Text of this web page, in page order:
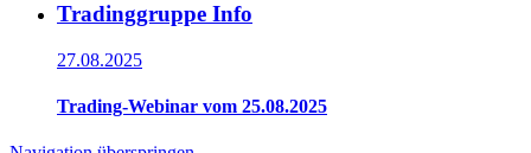
Tradinggruppe Info
27.08.2025
Trading-Webinar vom 25.08.2025